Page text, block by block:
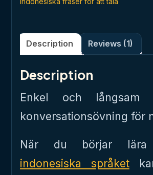
Description Reviews (1)
Description
Enkel och långsam
konversationsövning för
När du börjar
indonesiska språket